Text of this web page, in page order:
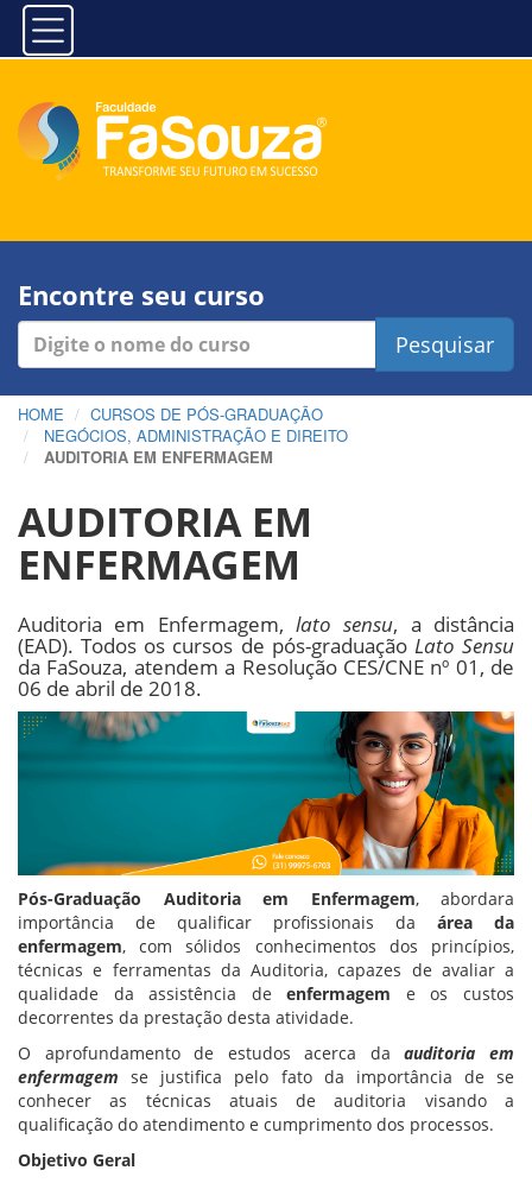
Encontre seu curso
Pesquisar
HOME
CURSOS DE PÓS-GRADUAÇÃO
NEGÓCIOS, ADMINISTRAÇÃO E DIREITO
AUDITORIA EM ENFERMAGEM
AUDITORIA EM
ENFERMAGEM
Auditoria em Enfermagem, lato sensu, a distância
(EAD). Todos os cursos de pós-graduação Lato Sensu
da FaSouza, atendem a Resolução CES/CNE nº 01, de
06 de abril de 2018.
Pós-Graduação Auditoria em Enfermagem, abordara
importância de qualificar profissionais da área da
enfermagem, com sólidos conhecimentos dos princípios,
técnicas e ferramentas da Auditoria, capazes de avaliar a
qualidade da assistência deenfermagem e os custos
decorrentes da prestação desta atividade.
O aprofundamento de estudos acerca daauditoria em
enfermagem se justifica pelo fato da importância de se
conhecer as técnicas atuais de auditoria visando a
qualificação do atendimento e cumprimento dos processos.
Objetivo Geral